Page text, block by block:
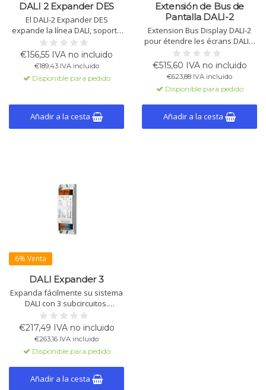
DALI 2 Expander DES
El DALI-2 Expander DES
expande la línea DALI, soporta
Switch&Dim, proporciona
alimentación de bus de
25mA/200mA, extiende la
longitud del cable a 300m, y es
adecuado para instalación en
€156,55 IVA no incluido
€189,43 IVA incluido
Disponible para pedido
Añadir a la cesta
Extensión de Bus de
Pantalla DALI-2
Extension Bus Display DALI-2
pour étendre les écrans DALI-2
7”. Ajoute 3 lignes DALI
supplémentaires, chacune avec
64 adresses. Équipé d’Ethernet
et alimentation 24V.
€515,60 IVA no incluido
€623,88 IVA incluido
Disponible para pedido
Añadir a la cesta
6% Venta
DALI Expander 3
Expanda fácilmente su sistema
DALI con 3 subcircuitos.
Proporciona alimentación de
bus para 3x 25 dispositivos
DALI. Control directo a través de
entradas switch&dim. -20°C a
+60°C, IP20.
€217,49 IVA no incluido
€263,16 IVA incluido
Disponible para pedido
Añadir a la cesta